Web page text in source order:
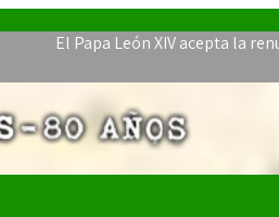
El Papa León XIV acepta la renuncia